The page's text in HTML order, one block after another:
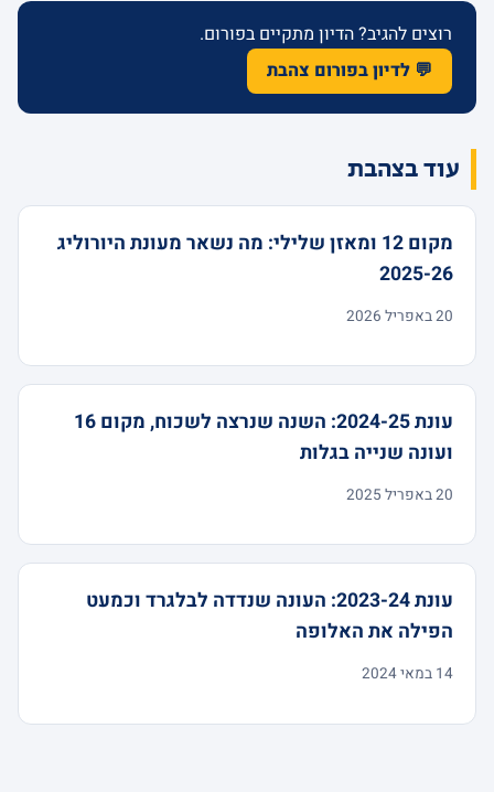
רוצים להגיב? הדיון מתקיים בפורום.
💬 לדיון בפורום צהבת
עוד בצהבת
מקום 12 ומאזן שלילי: מה נשאר מעונת היורוליג
2025-26
20 באפריל 2026
עונת 2024-25: השנה שנרצה לשכוח, מקום 16
ועונה שנייה בגלות
20 באפריל 2025
עונת 2023-24: העונה שנדדה לבלגרד וכמעט
הפילה את האלופה
14 במאי 2024